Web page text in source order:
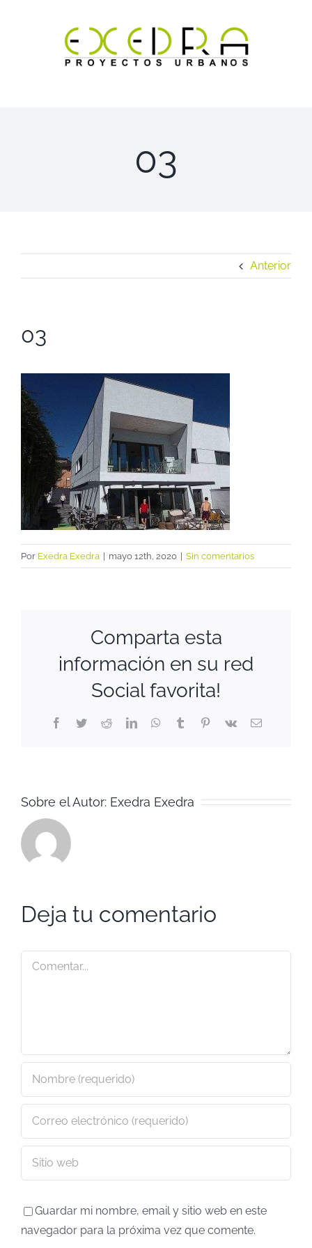
03
Anterior
03
Por Exedra Exedra mayo 12th, 2020 Sin comentarios
Comparta esta
información en su red
Social favorita!
Facebook
TwitterRedditLinkedInWhatsApp
TumblrPinterest
Vk
Correo
Sobre el Autor: Exedra Exedra
Deja tu comentario
Comentar
Guardar mi nombre, email y sitio web en este
navegador para la próxima vez que comente.